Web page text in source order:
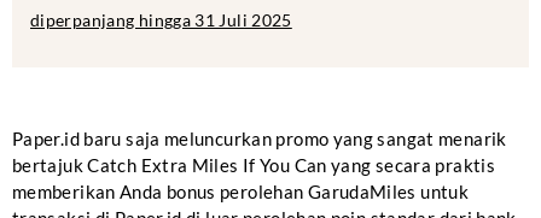
diperpanjang hingga 31 Juli 2025
Paper.id baru saja meluncurkan promo yang sangat menarik
bertajuk Catch Extra Miles If You Can yang secara praktis
memberikan Anda bonus perolehan GarudaMiles untuk